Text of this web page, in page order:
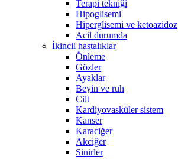
Terapi tekniği
Hipoglisemi
Hiperglisemi ve ketoazidoz
Acil durumda
İkincil hastalıklar
Önleme
Gözler
Ayaklar
Beyin ve ruh
Cilt
Kardiyovasküler sistem
Kanser
Karaciğer
Akciğer
Sinirler